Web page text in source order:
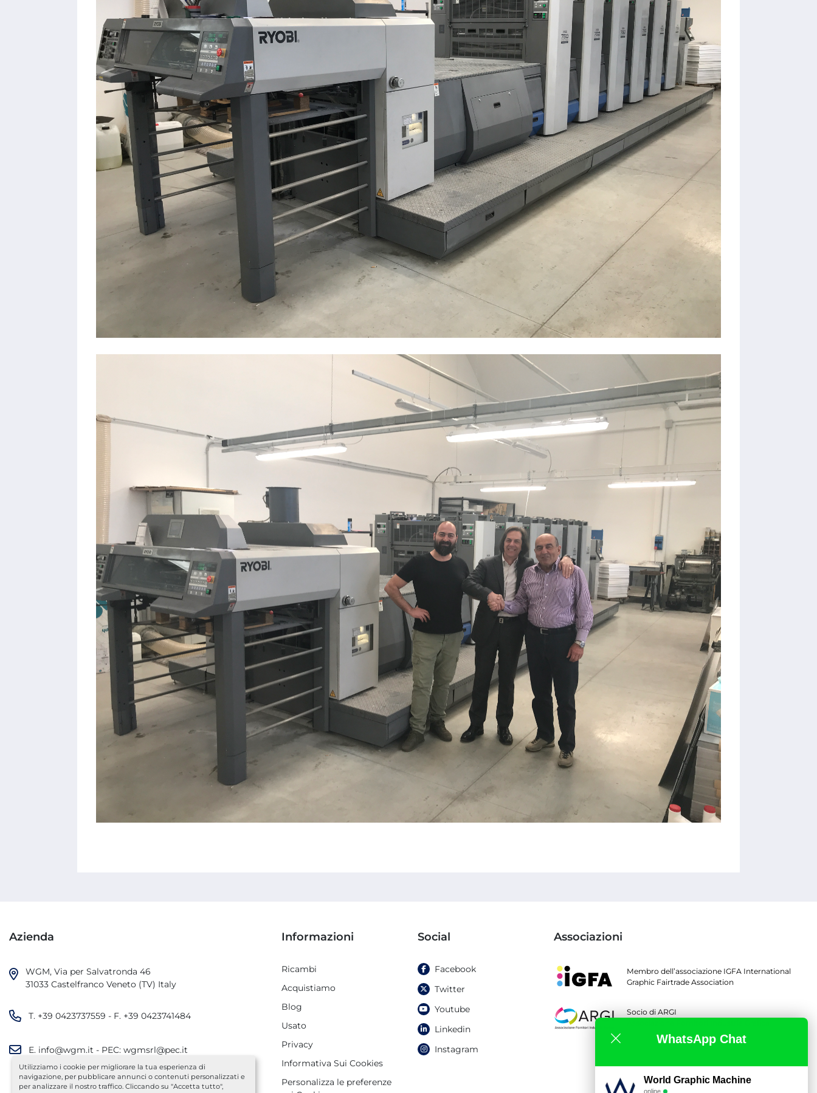
Utilizziamo i cookie per migliorare la tua esperienza di
navigazione, per pubblicare annunci o contenuti personalizzati e
per analizzare il nostro traffico. Cliccando su "Accetta tutto",
Azienda
WGM, Via per Salvatronda 46
31033 Castelfranco Veneto (TV) Italy
T. +39 0423737559 - F. +39 0423741484
E. info@wgm.it - PEC: wgmsrl@pec.it
Informazioni
Ricambi
Acquistiamo
Blog
Usato
Privacy
Informativa Sui Cookies
Personalizza le preferenze
Social
Facebook
Twitter
Youtube
Linkedin
Instagram
Associazioni
Membro dell’associazione IGFA International
Graphic Fairtrade Association
Socio di ARGI
WhatsApp Chat
World Graphic Machine
online